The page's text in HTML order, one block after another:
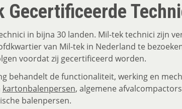
Gecertificeerde
in bijna 30 landen. Mil-tek technici zijn
van Mil-tek in Nederland te
voordat zij gecertificeerd worden.
behandelt de functionaliteit, werking en
kartonbalenpersen, algemene
balenpersen.